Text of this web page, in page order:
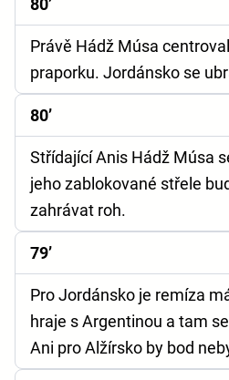
80’
Právě Hádž Músa
praporku. Jordánsko se
80’
Střídající Anis Hádž Músa
jeho zablokované střele
zahrávat roh.
79’
Pro Jordánsko je remíza
hraje s Argentinou a tam
Ani pro Alžírsko by bod